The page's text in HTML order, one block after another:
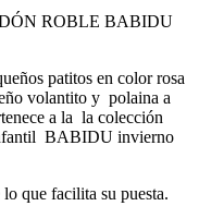
ROBLE BABIDU
patitos en color rosa
volantito y polaina a
a la la colección
BABIDU invierno
que facilita su puesta.